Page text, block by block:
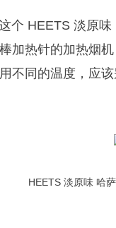
个 HEETS 淡原
加热针的加热烟
不同的温度，应该
HEETS 淡原味 哈